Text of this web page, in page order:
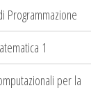
Programmazione
1
per la